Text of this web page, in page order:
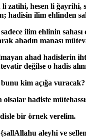
li zatihi, hesen li
hadisin ilim ehlinden
ilim ehlinin
ahadın manası
ahad hadislerin
değilse o hadis
kim açığa vuracak?
olsalar hadiste
bir örnek verelim.
{sallAllahu aleyhi ve